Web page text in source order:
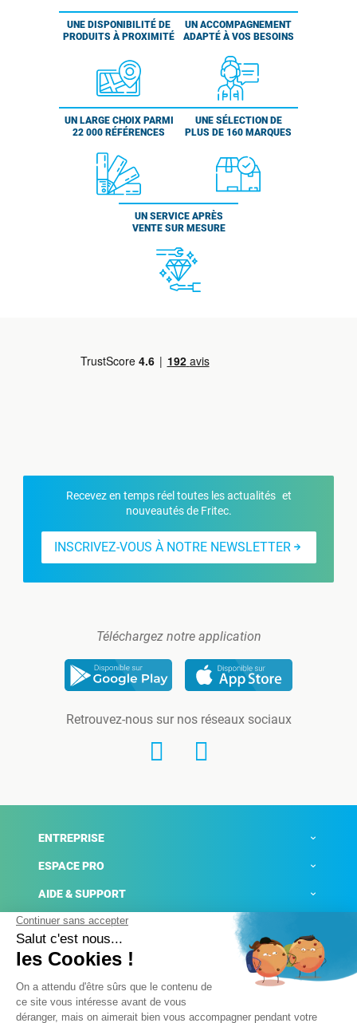
UNE DISPONIBILITÉ DE
PRODUITS À PROXIMITÉ
UN ACCOMPAGNEMENT
ADAPTÉ À VOS BESOINS
UN LARGE CHOIX PARMI
22 000 RÉFÉRENCES
UNE SÉLECTION DE
PLUS DE 160 MARQUES
UN SERVICE APRÈS
VENTE SUR MESURE
Recevez en temps réel toutes les actualités et
nouveautés de Fritec.
INSCRIVEZ-VOUS À NOTRE NEWSLETTER
Téléchargez notre application
Retrouvez-nous sur nos réseaux sociaux
ENTREPRISE
ESPACE PRO
AIDE & SUPPORT
ACTUALITÉS
Mentions légales